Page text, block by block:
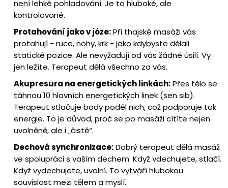
není lehké pohladování. Je to hluboké, ale
kontrolované.
Protahování jako v józe:Při thajské masáži vás
protahují - ruce, nohy, krk - jako kdybyste dělali
statické pozice. Ale nevyžadují od vás žádné úsilí. Vy
jen ležíte. Terapeut dělá všechno za vás.
Akupresura na energetických linkách:Přes tělo se
táhnou 10 hlavních energetických linek (sen sib).
Terapeut stlačuje body podél nich, což podporuje tok
energie. To je důvod, proč se po masáži cítíte nejen
uvolněně, ale i „čistě“.
Dechová synchronizace:Dobrý terapeut dělá masáž
ve spolupráci s vaším dechem. Když vdechujete, stlačí.
Když vydechujete, uvolní. To vytváří hlubokou
souvislost mezi tělem a myslí.